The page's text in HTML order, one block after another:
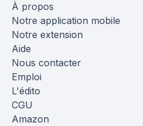
À propos
Notre application mobile
Notre extension
Aide
Nous contacter
Emploi
L'édito
CGU
Amazon